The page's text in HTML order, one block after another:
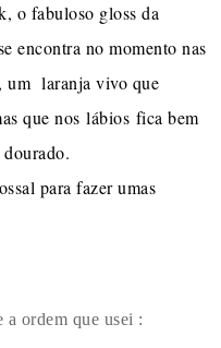
o fabuloso gloss da
encontra no momento nas
um laranja vivo que
que nos lábios fica bem
para fazer umas
a ordem que usei :